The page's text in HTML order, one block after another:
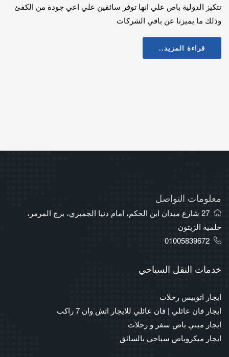
تتكيز الدولية باص علي انها توفر سائقين علي اعي جودة من الكفئ
وذلك ما يميزنا عن باقي الشركات
قراءة المزيد..
معلومات التواصل
27 شارع ميدان ابن الحكم، امام دنيا الجمبري، برج المرمر،
حلمية الزيتون
01005839672
خدمات النقل السياحي
ايجار اتوبيس رحلات
ايجار فان عائلي | فان عائلي للايجار اتش وان 7 راكب
ايجار ميني باص سفر و رحلات
ايجار ميكروباص سياحي بالسائق